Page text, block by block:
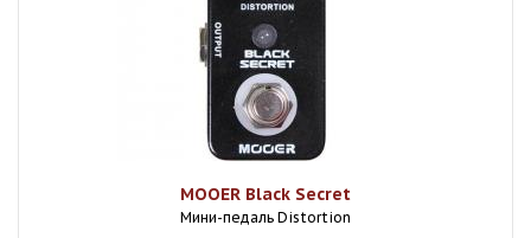
MOOER Black Secret
Мини-педаль Distortion